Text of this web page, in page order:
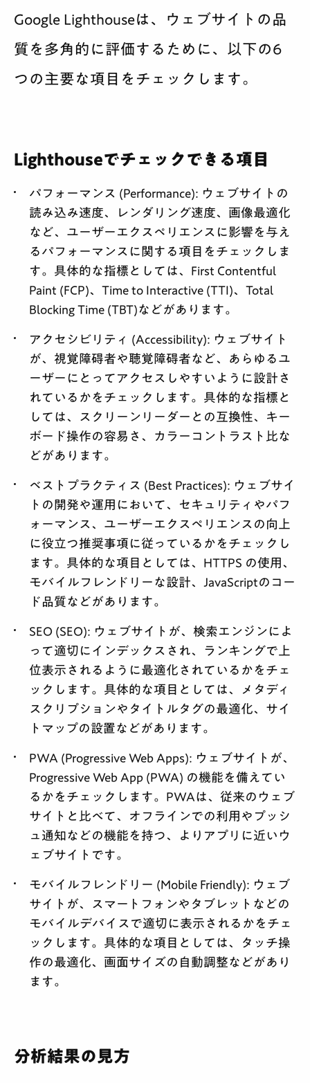
Google Lighthouseは、ウェブサイトの品
質を多角的に評価するために、以下の6
つの主要な項目をチェックします。
Lighthouseでチェックできる項目
パフォーマンス (Performance): ウェブサイトの
読み込み速度、レンダリング速度、画像最適化
など、ユーザーエクスペリエンスに影響を与え
るパフォーマンスに関する項目をチェックしま
す。具体的な指標としては、First Contentful
Paint (FCP)、Time to Interactive (TTI)、Total
Blocking Time (TBT)などがあります。
アクセシビリティ (Accessibility): ウェブサイト
が、視覚障碍者や聴覚障碍者など、あらゆるユ
ーザーにとってアクセスしやすいように設計さ
れているかをチェックします。具体的な指標と
しては、スクリーンリーダーとの互換性、キー
ボード操作の容易さ、カラーコントラスト比な
どがあります。
ベストプラクティス (Best Practices): ウェブサイ
トの開発や運用において、セキュリティやパフ
ォーマンス、ユーザーエクスペリエンスの向上
に役立つ推奨事項に従っているかをチェックし
ます。具体的な項目としては、HTTPS の使用、
モバイルフレンドリーな設計、JavaScriptのコー
ド品質などがあります。
SEO (SEO): ウェブサイトが、検索エンジンによ
って適切にインデックスされ、ランキングで上
位表示されるように最適化されているかをチェ
ックします。具体的な項目としては、メタディ
スクリプションやタイトルタグの最適化、サイ
トマップの設置などがあります。
PWA (Progressive Web Apps): ウェブサイトが、
Progressive Web App (PWA) の機能を備えてい
るかをチェックします。PWAは、従来のウェブ
サイトと比べて、オフラインでの利用やプッシ
ュ通知などの機能を持つ、よりアプリに近いウ
ェブサイトです。
モバイルフレンドリー (Mobile Friendly): ウェブ
サイトが、スマートフォンやタブレットなどの
モバイルデバイスで適切に表示されるかをチェ
ックします。具体的な項目としては、タッチ操
作の最適化、画面サイズの自動調整などがあり
ます。
分析結果の見方